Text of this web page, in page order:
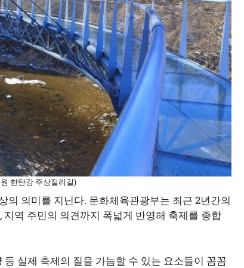
한탄강 주상절리길)
의 의미를 지닌다. 문화체육관광부는 최근 2년간의
역 주민의 의견까지 폭넓게 반영해 축제를 종합
실제 축제의 질을 가늠할 수 있는 요소들이 꼼꼼